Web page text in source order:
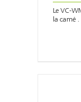
Le VC-
la camé .